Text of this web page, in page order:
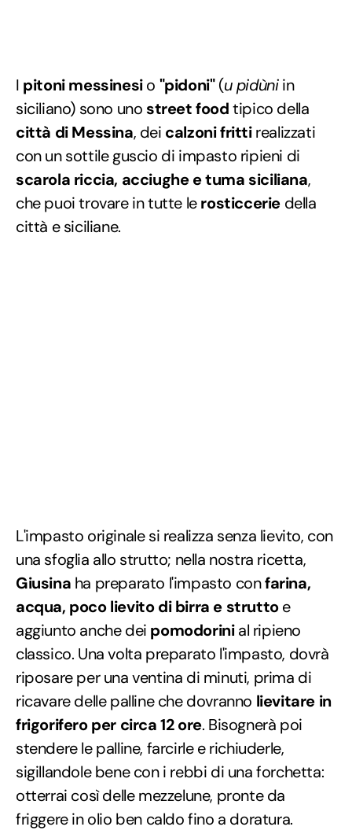
I pitoni messinesio "pidoni"(u pidùniin
siciliano) sono uno street foodtipico della
città di Messina, dei calzoni frittirealizzati
con un sottile guscio di impasto ripieni di
scarola riccia, acciughe e tuma siciliana,
che puoi trovare in tutte lerosticcerie della
città e siciliane.
L'impasto originale si realizza senza lievito, con
una sfoglia allo strutto; nella nostra ricetta,
Giusina ha preparato l'impasto confarina,
acqua, poco lievito di birra e struttoe
aggiunto anche dei pomodorinial ripieno
classico. Una volta preparato l'impasto, dovrà
riposare per una ventina di minuti, prima di
ricavare delle palline che dovranno lievitare in
frigorifero per circa 12 ore. Bisognerà poi
stendere le palline, farcirle e richiuderle,
sigillandole bene con i rebbi di una forchetta:
otterrai così delle mezzelune, pronte da
friggere in olio ben caldo fino a doratura.